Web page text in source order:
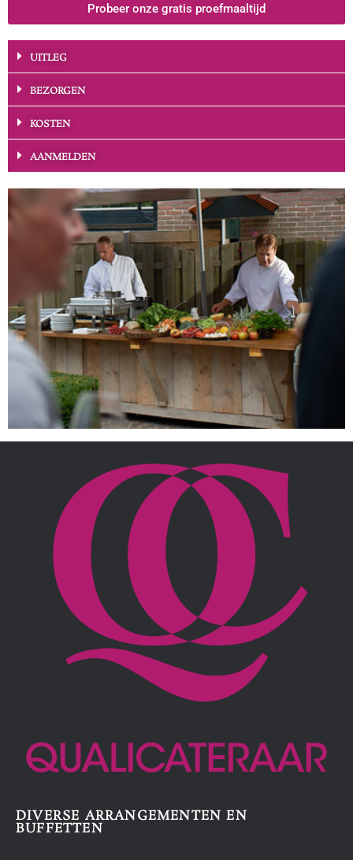
Probeer onze gratis proefmaaltijd
UITLEG
BEZORGEN
KOSTEN
AANMELDEN
DIVERSE ARRANGEMENTEN EN
BUFFETTEN